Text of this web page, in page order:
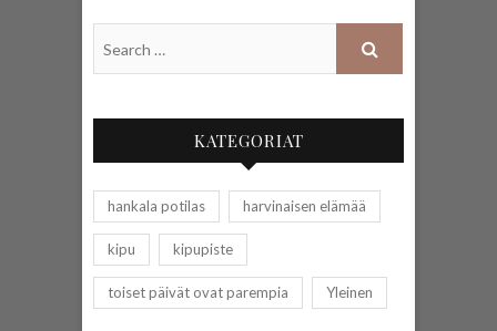
KATEGORIAT
hankala potilas harvinaisen elämää
kipu kipupiste
toiset päivät ovat parempia Yleinen